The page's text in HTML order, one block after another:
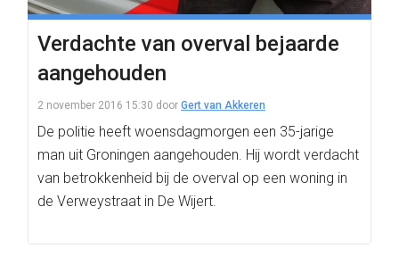
Verdachte van overval bejaarde
aangehouden
2 november 2016 15:30 door Gert van Akkeren
De politie heeft woensdagmorgen een 35-jarige
man uit Groningen aangehouden. Hij wordt verdacht
van betrokkenheid bij de overval op een woning in
de Verweystraat in De Wijert.